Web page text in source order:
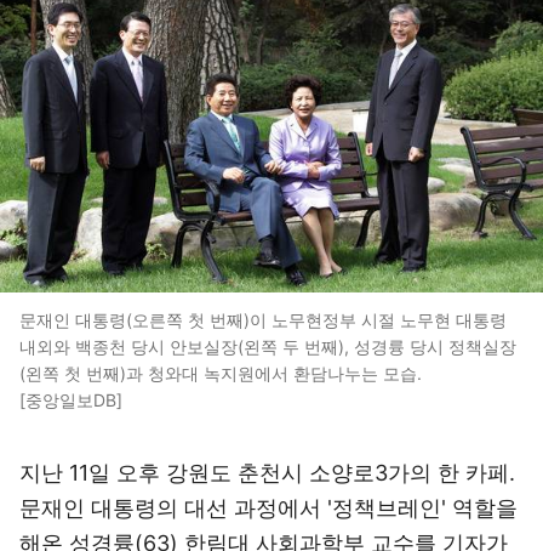
문재인 대통령(오른쪽 첫 번째)이 노무현정부 시절 노무현 대통령
내외와 백종천 당시 안보실장(왼쪽 두 번째), 성경륭 당시 정책실장
(왼쪽 첫 번째)과 청와대 녹지원에서 환담나누는 모습.
[중앙일보DB]
지난 11일 오후 강원도 춘천시 소양로3가의 한 카페.
문재인 대통령의 대선 과정에서 '정책브레인' 역할을
해온 성경륭(63) 한림대 사회과학부 교수를 기자가